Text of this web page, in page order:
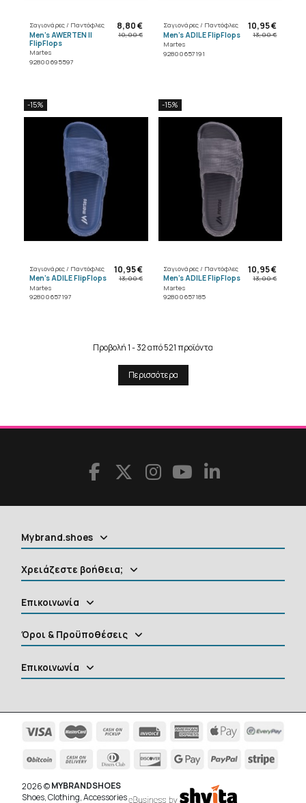
Σαγιονάρες / Παντόφλες
Men's AWERTEN II
FlipFlops
Martes
92800695597
8,80 €
10,00 €
Σαγιονάρες / Παντόφλες
Men's ADILE FlipFlops
Martes
92800657191
10,95 €
13,00 €
-15%
Σαγιονάρες / Παντόφλες
Men's ADILE FlipFlops
Martes
92800657197
10,95 €
13,00 €
-15%
Σαγιονάρες / Παντόφλες
Men's ADILE FlipFlops
Martes
92800657185
10,95 €
13,00 €
Προβολή 1 - 32 από 521 προϊόντα
Περισσότερα
Mybrand.shoes
Χρειάζεστε βοήθεια;
Επικοινωνία
Όροι & Προϋποθέσεις
Επικοινωνία
2026 ©MYBRANDSHOES
Shoes, Clothing, Accessories